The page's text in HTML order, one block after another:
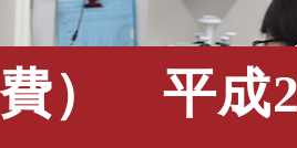
費） 平成